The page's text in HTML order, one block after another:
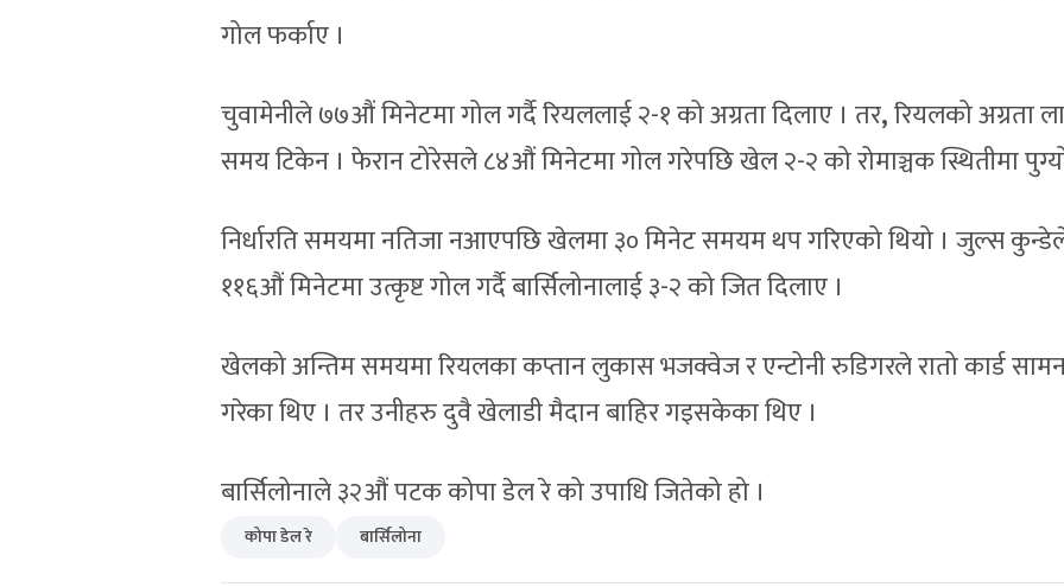
गोल फर्काए ।
चुवामेनीले ७७औं मिनेटमा गोल गर्दै रियललाई २-१ को अग्रता दिलाए । तर,रियलको अग्रता
समय टिकेन । फेरान टोरेसले ८४औं मिनेटमा गोल गरेपछि खेल २-२ को रोमाञ्चक स्थितीमा
निर्धारति समयमा नतिजा नआएपछि खेलमा ३० मिनेट समयम थप गरिएको थियो । जुल्स
११६औं मिनेटमा उत्कृष्ट गोल गर्दै बार्सिलोनालाई ३-२ को जित दिलाए ।
खेलको अन्तिम समयमा रियलका कप्तान लुकास भजक्वेज र एन्टोनी रुडिगरले रातो कार्ड
गरेका थिए । तर उनीहरु दुवै खेलाडी मैदान बाहिर गइसकेका थिए ।
बार्सिलोनाले ३२औं पटक कोपा डेल रे को उपाधि जितेको हो ।
कोपा डेल रे बार्सिलोना